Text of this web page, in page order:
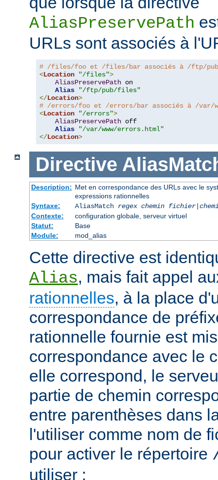
AliasPreservePath
URLs sont associés à
# /files/foo et /files/bar associés à /ftp/
<Location "/files">
AliasPreservePath on
Alias
"/ftp/pub/files"
</Location>
# /errors/foo et /errors/bar associés à /var/
<Location "/errors">
AliasPreservePath off
Alias
"/var/www/errors.html"
</Location>
Directive
Description: Met en correspondance des URLs avec le
expressions rationnelles
Syntaxe:
AliasMatch regex chemin fichier|
Contexte:
configuration globale, serveur virtuel
Statut:
Base
Module:
mod_alias
Cette directive est
Alias, mais fait appel
rationnelles, à la place
correspondance de
rationnelle fournie est
correspondance avec le
elle correspond, le
partie de chemin
entre parenthèses dans
l'utiliser comme nom de
pour activer le répertoire
utiliser :